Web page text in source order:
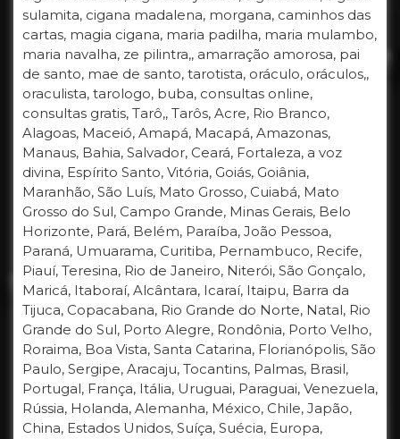
sulamita, cigana madalena, morgana, caminhos das
cartas, magia cigana, maria padilha, maria mulambo,
maria navalha, ze pilintra,, amarração amorosa, pai
de santo, mae de santo, tarotista, oráculo, oráculos,,
oraculista, tarologo, buba, consultas online,
consultas gratis, Tarô,, Tarôs, Acre, Rio Branco,
Alagoas, Maceió, Amapá, Macapá, Amazonas,
Manaus, Bahia, Salvador, Ceará, Fortaleza, a voz
divina, Espírito Santo, Vitória, Goiás, Goiânia,
Maranhão, São Luís, Mato Grosso, Cuiabá, Mato
Grosso do Sul, Campo Grande, Minas Gerais, Belo
Horizonte, Pará, Belém, Paraíba, João Pessoa,
Paraná, Umuarama, Curitiba, Pernambuco, Recife,
Piauí, Teresina, Rio de Janeiro, Niterói, São Gonçalo,
Maricá, Itaboraí, Alcântara, Icaraí, Itaipu, Barra da
Tijuca, Copacabana, Rio Grande do Norte, Natal, Rio
Grande do Sul, Porto Alegre, Rondônia, Porto Velho,
Roraima, Boa Vista, Santa Catarina, Florianópolis, São
Paulo, Sergipe, Aracaju, Tocantins, Palmas, Brasil,
Portugal, França, Itália, Uruguai, Paraguai, Venezuela,
Rússia, Holanda, Alemanha, México, Chile, Japão,
China, Estados Unidos, Suíça, Suécia, Europa,